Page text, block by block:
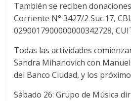
También se reciben
Corriente N° 3427/2 Suc.17,
0290017900000000342728,
Todas las actividades
Sandra Mihanovich con
del Banco Ciudad, y los
Sábado 26: Grupo de Música